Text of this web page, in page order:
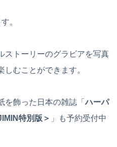
。
ストーリーのグラビアを写真
むことができます。
を飾った日本の雑誌「ハーパ
特別版＞ 」も予約受付中